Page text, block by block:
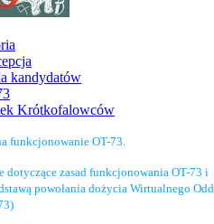
kandydatów
Krótkofalowców
funkcjonowanie OT-73.
dotyczące zasad funkcjonowania OT-73 i
powołania dożycia Wirtualnego